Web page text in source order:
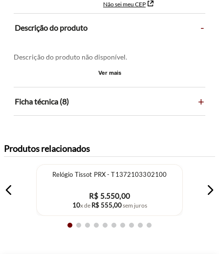
Não sei meu CEP
Descrição do produto -
Descrição do produto não disponível.
Ver mais
Ficha técnica (8) +
Produtos relacionados
Relógio Tissot PRX - T1372103302100
R$ 5.550,00
10x de R$ 555,00sem juros